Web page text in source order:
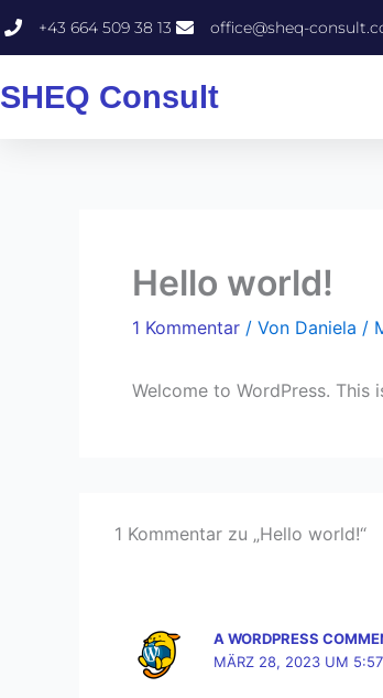
Zum
Inhalt
+43 664 509 38 13 office@sheq-
SHEQ Consult
Hello world!
1 Kommentar / Von Daniela /
Welcome to WordPress.
1 Kommentar zu „Hello world!“
A WORDPRESS
MÄRZ 28, 2023 UM